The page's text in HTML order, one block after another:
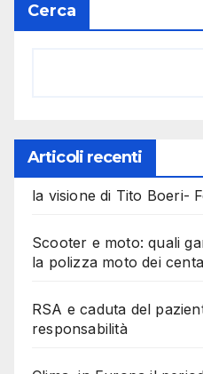
Cerca
Articoli recenti
la visione di Tito Boeri-
Scooter e moto: quali
la polizza moto dei
RSA e caduta del
responsabilità